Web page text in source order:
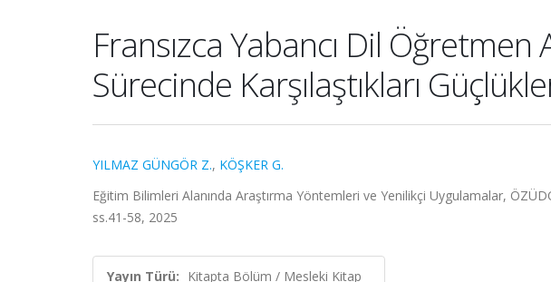
Fransızca Yabancı Dil
Sürecinde Karşılaştıkları
YILMAZ GÜNGÖR Z., KÖŞKER G.
Eğitim Bilimleri Alanında Araştırma Yöntemleri ve Yenilikçi Uygulamalar,
ss.41-58, 2025
Yayın Türü: Kitapta Bölüm / Mesleki Kitap